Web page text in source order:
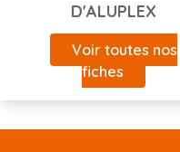
D'ALUPLEX
Voir toutes nos
fiches